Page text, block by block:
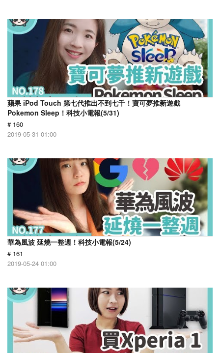
蘋果 iPod Touch 第七代推出不到七千！寶可夢推新遊戲
Pokemon Sleep！科技小電報(5/31)
# 160
2019-05-31 01:00
華為風波 延燒一整週！科技小電報(5/24)
# 161
2019-05-24 01:00